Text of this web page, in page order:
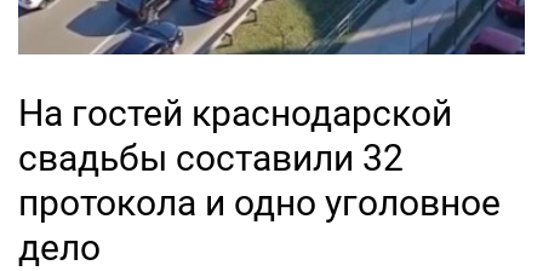
На гостей краснодарской
свадьбы составили 32
протокола и одно уголовное
дело